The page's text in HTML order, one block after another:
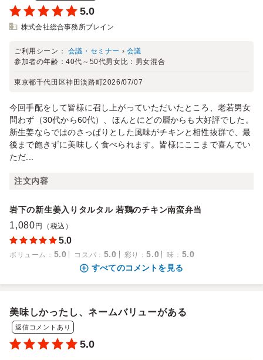
5.0
株式会社総合事務所ブレイン
ご利用シーン： 会議・セミナー › 会議
参加者の年齢：40代～50代男女比： 男女混合
東京都千代田区神田淡路町2026/07/07
今回手配をして皆様に召し上がっていただいたところ、老若男女
問わず（30代から60代）、ほんとにどの層からも大好評でした。
新生姜ならではのさっぱりとした風味がチキンと相性抜群で、最
後まで飽きずに美味しく食べられます。皆様にここまで喜んでい
ただ...
注文内容
岩下の新生姜入りタルタル 若鶏のチキン南蛮弁当
1,080 円（税込）
5.0
ボリューム ： 5.0 コスパ ： 5.0 彩り ：5.0 味 ： 5.0
すべてのコメントを見る
美味しかったし、ネームバリューがある
返信コメントあり
5.0